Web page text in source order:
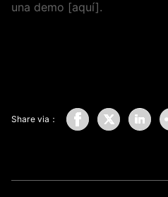
una demo [aquí].
Share via：